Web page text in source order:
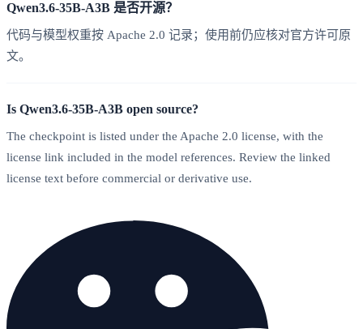
Qwen3.6-35B-A3B 是否开源？
代码与模型权重按 Apache 2.0 记录；使用前仍应核对官方许可原
文。
Is Qwen3.6-35B-A3B open source?
The checkpoint is listed under the Apache 2.0 license, with the
license link included in the model references. Review the linked
license text before commercial or derivative use.